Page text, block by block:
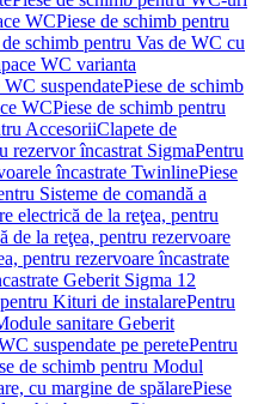
WCPiese de schimb pentru
de schimb pentru Vas de WC cu
WC varianta
WC suspendatePiese de schimb
WCPiese de schimb pentru
AccesoriiClapete de
rezervor încastrat SigmaPentru
încastrate TwinlinePiese
Sisteme de comandă a
electrică de la reţea, pentru
de la reţea, pentru rezervoare
pentru rezervoare încastrate
Geberit Sigma 12
Kituri de instalarePentru
sanitare Geberit
suspendate pe peretePentru
de schimb pentru Modul
cu margine de spălarePiese